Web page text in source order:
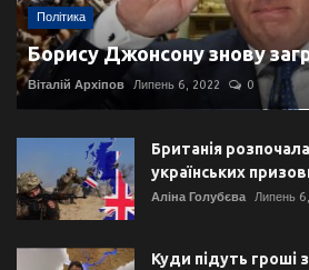
Політика
Борису Джонсону знову
Віталій Архіпов Липень 6, 2022 0
Британія
українських
Аліна Голубєва Липень
Куди підуть гроші